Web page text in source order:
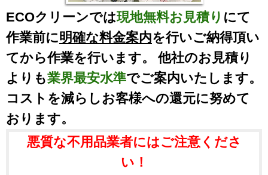
ECOクリーンでは現地無料お見積り にて
作業前に明確な料金案内を行いご納得頂い
てから作業を行います。 他社のお見積り
よりも業界最安水準でご案内いたします。
コストを減らしお客様への還元に努めて
おります。
悪質な不用品業者にはご注意くださ
い！